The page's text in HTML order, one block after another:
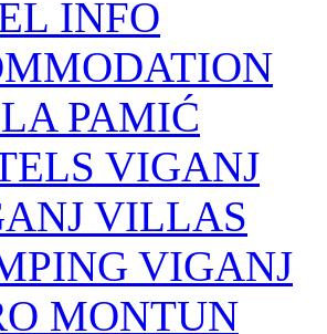
INFO
PAMIĆ
VIGANJ
VILLAS
VIGANJ
MONTUN